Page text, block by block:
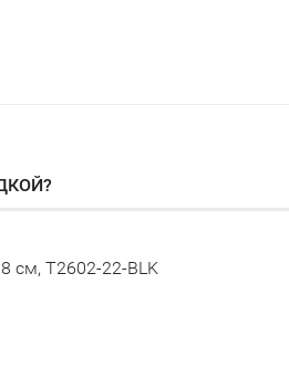
см, T2602-22-BLK